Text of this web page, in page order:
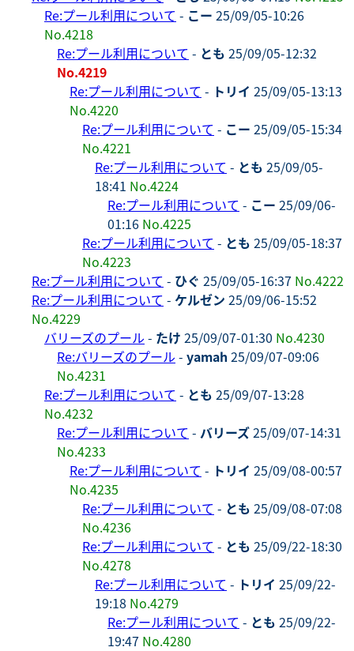
Re:プール利用について - こー 25/09/05-10:26
No.4218
Re:プール利用について - とも 25/09/05-12:32
No.4219
Re:プール利用について - トリイ 25/09/05-13:13
No.4220
Re:プール利用について - こー 25/09/05-15:34
No.4221
Re:プール利用について - とも 25/09/05-
18:41 No.4224
Re:プール利用について - こー 25/09/06-
01:16 No.4225
Re:プール利用について - とも 25/09/05-18:37
No.4223
Re:プール利用について - ひぐ 25/09/05-16:37 No.4222
Re:プール利用について - ケルゼン 25/09/06-15:52
No.4229
バリーズのプール - たけ 25/09/07-01:30 No.4230
Re:バリーズのプール - yamah 25/09/07-09:06
No.4231
Re:プール利用について - とも 25/09/07-13:28
No.4232
Re:プール利用について - バリーズ25/09/07-14:31
No.4233
Re:プール利用について - トリイ 25/09/08-00:57
No.4235
Re:プール利用について - とも 25/09/08-07:08
No.4236
Re:プール利用について - とも 25/09/22-18:30
No.4278
Re:プール利用について - トリイ 25/09/22-
19:18 No.4279
Re:プール利用について - とも 25/09/22-
19:47 No.4280